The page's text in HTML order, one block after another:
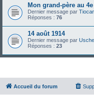
Mon grand-père au
Dernier message par
Réponses : 76
14 août 1914
Dernier message par
Réponses : 23
Accueil du forum